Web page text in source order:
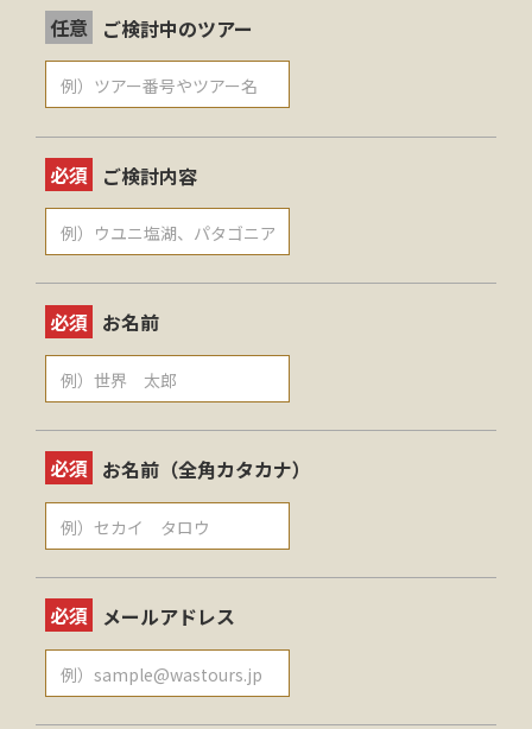
任意 ご検討中のツアー
必須 ご検討内容
必須 お名前
必須 お名前（全角カタカナ）
必須 メールアドレス